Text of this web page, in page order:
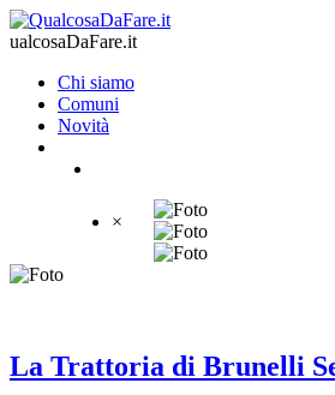
ualcosaDaFare.it
Chi siamo
Comuni
Novità
×
La Trattoria di Brunelli